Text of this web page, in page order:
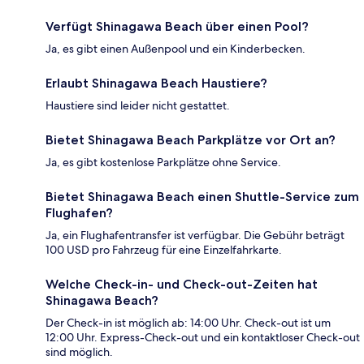
Verfügt Shinagawa Beach über einen Pool?
Ja, es gibt einen Außenpool und ein Kinderbecken.
Erlaubt Shinagawa Beach Haustiere?
Haustiere sind leider nicht gestattet.
Bietet Shinagawa Beach Parkplätze vor Ort an?
Ja, es gibt kostenlose Parkplätze ohne Service.
Bietet Shinagawa Beach einen Shuttle-Service zum
Flughafen?
Ja, ein Flughafentransfer ist verfügbar. Die Gebühr beträgt
100 USD pro Fahrzeug für eine Einzelfahrkarte.
Welche Check-in- und Check-out-Zeiten hat
Shinagawa Beach?
Der Check-in ist möglich ab: 14:00 Uhr. Check-out ist um
12:00 Uhr. Express-Check-out und ein kontaktloser Check-out
sind möglich.